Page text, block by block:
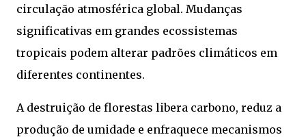
circulação atmosférica global. Mudanças
significativas em grandes ecossistemas
tropicais podem alterar padrões climáticos em
diferentes continentes.
A destruição de florestas libera carbono, reduz a
produção de umidade e enfraquece mecanismos